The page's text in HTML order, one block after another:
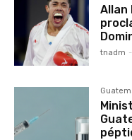
Allan
tnadm -